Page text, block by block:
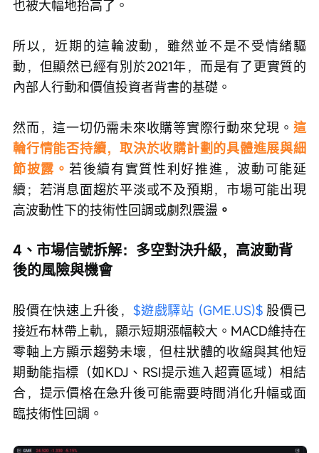
也被大幅地抬高了。
所以，近期的這輪波動，雖然並不是不受情緒驅
動，但顯然已經有別於2021年，而是有了更實質的
內部人行動和價值投資者背書的基礎。
然而，這一切仍需未來收購等實際行動來兌現。 這
輪行情能否持續，取決於收購計劃的具體進展與細
節披露。 若後續有實質性利好推進，波動可能延
續；若消息面趨於平淡或不及預期，市場可能出現
高波動性下的技術性回調或劇烈震盪 。
4、市場信號拆解：多空對決升級，高波動背
後的風險與機會
股價在快速上升後， $遊戲驛站 (GME.US)$ 股價已
接近布林帶上軌，顯示短期漲幅較大。MACD維持在
零軸上方顯示趨勢未壞，但柱狀體的收縮與其他短
期動能指標（如KDJ、RSI提示進入超賣區域）相結
合，提示價格在急升後可能需要時間消化升幅或面
臨技術性回調。